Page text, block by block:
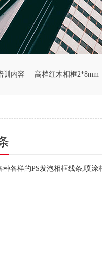
训内容 高档红木相框2*8mm
种各样的PS发泡相框线条,喷